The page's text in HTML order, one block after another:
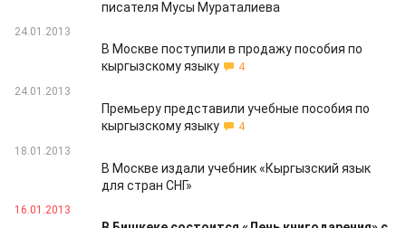
писателя Мусы Мураталиева
24.01.2013
В Москве поступили в продажу пособия по
кыргызскому языку
4
24.01.2013
Премьеру представили учебные пособия по
кыргызскому языку
4
18.01.2013
В Москве издали учебник «Кыргызский язык
для стран СНГ»
16.01.2013